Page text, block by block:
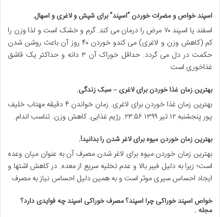
اسپند خواص و مضرات خوردن “اسپند” برای شپش و لاغری و اسهال.
اسفند یا اسپند ۷۰ مرض را درمان می کند. گرم و خشک است و لذا وزن را
کم (کاهش وزن و لاغری) می کندو خوردن ۴۰ روز آن باعث روشن شدن
حکمت در دل می گردد. حداقل خوراک آن ۳ دانه و حداکثر یک قاشق
غذاخوری است
بهترین زمان غذا خوردن برای لاغری – سبک زندگی.
بهترین زمان غذا خوردن برای لاغری. زمان خواندن ۴ دقیقه مهتاب خلیف
پور پنجشنبه ۱۲ تیر ۱۳۹۹ ۲۳:۵۶. رژیم غذایی. کاهش وزن. تناسب اندام.
بهترین زمان خوردن میوه برای لاغر شدن را بدانید!.
بهترین زمان خوردن میوه برای لاغر شدن مصرف آن به عنوان میان وعده
است؛ زیرا به دلیل فیبر بالا و عدم تخلیه سریع از معده. در کاهش اشتها و
ایجاد احساس سیری موثر است و به همین دلیل احساس نیاز به مصرف
خواص اسپند خوراکی چرا اسپند؟ مصرف خوراکی اسپند چه فوایدی دارد؟
مجله .